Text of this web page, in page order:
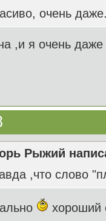
очень
,и я очень
Рыжий
,что слово
хороший